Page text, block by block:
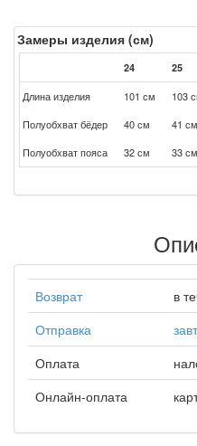
Замеры изделия (см)
24 25
Длина изделия 101 см 103
Полуобхват бёдер
40 см 41 см
Полуобхват пояса
32 см 33 см
Возврат
в
Отправка
Оплата
Онлайн-оплата